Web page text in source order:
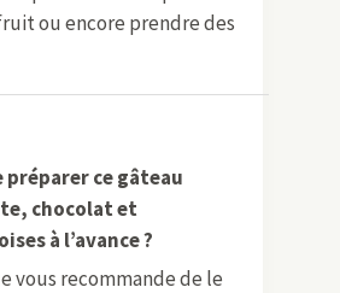
ou encore prendre des
préparer ce gâteau
chocolat et
à l’avance ?
vous recommande de le